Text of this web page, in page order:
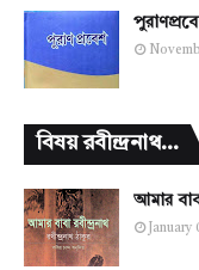
বিষয় রবীন্দ্রনাথ...
আমার